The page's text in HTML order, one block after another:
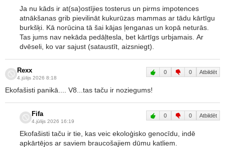
Ja nu kāds ir at(sa)ostījies tosterus un pirms impotences
atnākšanas grib pievilināt kukurūzas mammas ar tādu kārtīgu
burkšķi. Kā norūcina tā šai kājas ļenganas un kopā neturās.
Tas jums nav nekāda pedāļtesla, bet kārtīgs urbjamais. Ar
dvēseli, ko var sajust (sataustīt, aizsniegt).
Rexx
4.jūlijs 2026 8:18
0 0 Atbildēt
Ekofašisti panikā.... V8...tas taču ir noziegums!
Fifa
4.jūlijs 2026 16:19
0 0 Atbildēt
Ekofašisti taču ir tie, kas veic ekoloģisko genocīdu, indē
apkārtējos ar saviem braucošajiem dūmu katliem.